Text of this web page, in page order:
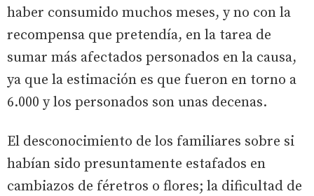
haber consumido muchos meses, y no con la
recompensa que pretendía, en la tarea de
sumar más afectados personados en la causa,
ya que la estimación es que fueron en torno a
6.000 y los personados son unas decenas.
El desconocimiento de los familiares sobre si
habían sido presuntamente estafados en
cambiazos de féretros o flores; la dificultad de